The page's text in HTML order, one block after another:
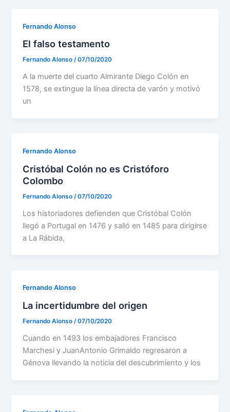
Fernando Alonso
El falso testamento
Fernando Alonso/07/10/2020
A la muerte del cuarto Almirante Diego Colón en
1578, se extingue la línea directa de varón y motivó
un
Fernando Alonso
Cristóbal Colón no es Cristóforo
Colombo
Fernando Alonso /07/10/2020
Los historiadores defienden que Cristóbal Colón
llegó a Portugal en 1476 y salió en 1485 para dirigirse
a La Rábida,
Fernando Alonso
La incertidumbre del origen
Fernando Alonso/07/10/2020
Cuando en 1493 los embajadores Francisco
Marchesi y JuanAntonio Grimaldo regresaron a
Génova llevando la noticia del descubrimiento y los